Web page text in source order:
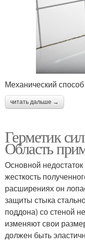
Механический
читать дальше →
Герметик
Область
Основной
жесткость
расширениях он
защиты стыка
поддона) со стеной
изменяют свои
должен быть